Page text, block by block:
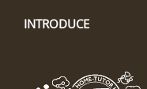
INTRODUCE